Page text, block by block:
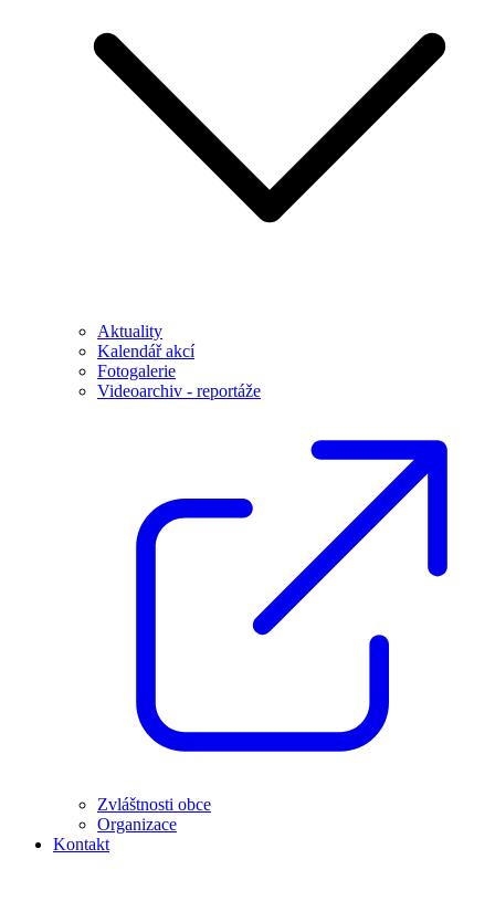
Aktuality
Kalendář akcí
Fotogalerie
Videoarchiv - reportáže
Zvláštnosti obce
Organizace
Kontakt